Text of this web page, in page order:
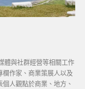
體與社群經營等相關工作
作家、商業策展人以及
人觀點於商業、地方、